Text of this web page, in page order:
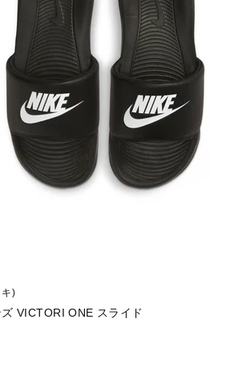
キ)
VICTORI ONE スライド